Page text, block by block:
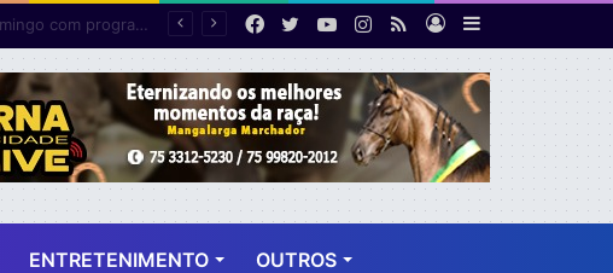
Polícia cumpre mandado de prisão contra investigado por roubo majorado em Cruz das Almas
Barra
Lateral
Entrar
RSS
Instagram
YouTube
Twitter
Facebook
ENTRETENIMENTO OUTROS